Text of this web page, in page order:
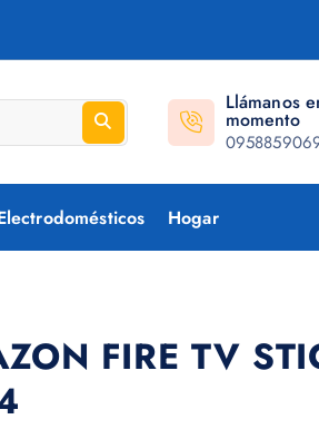
Llámanos
momento
Hogar
FIRE TV